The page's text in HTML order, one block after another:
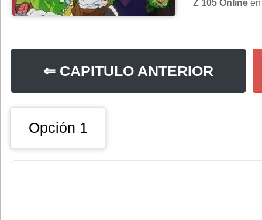
Z 105 Online
⇐ CAPITULO ANTERIOR
Opción 1